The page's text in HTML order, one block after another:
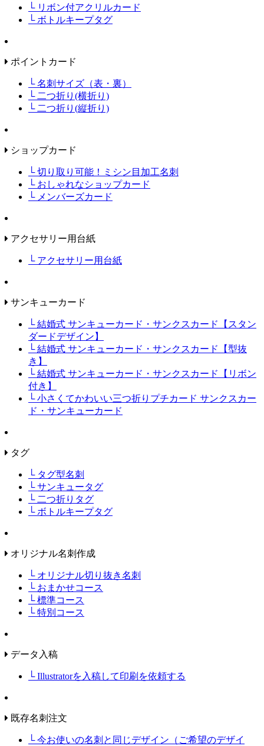
└ リボン付アクリルカード
└ ボトルキープタグ
ポイントカード
└ 名刺サイズ（表・裏）
└ 二つ折り(横折り)
└ 二つ折り(縦折り)
ショップカード
└ 切り取り可能！ミシン目加工名刺
└ おしゃれなショップカード
└ メンバーズカード
アクセサリー用台紙
└ アクセサリー用台紙
サンキューカード
└ 結婚式 サンキューカード・サンクスカード【スタン
ダードデザイン】
└ 結婚式 サンキューカード・サンクスカード【型抜
き】
└ 結婚式 サンキューカード・サンクスカード【リボン
付き】
└ 小さくてかわいい三つ折りプチカード サンクスカー
ド・サンキューカード
タグ
└ タグ型名刺
└ サンキュータグ
└ 二つ折りタグ
└ ボトルキープタグ
オリジナル名刺作成
└ オリジナル切り抜き名刺
└ おまかせコース
└ 標準コース
└ 特別コース
データ入稿
└ Illustratorを入稿して印刷を依頼する
既存名刺注文
└ 今お使いの名刺と同じデザイン（ご希望のデザイ